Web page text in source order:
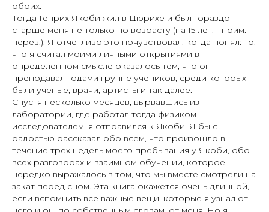
обоих.
Тогда Генрих Якоби жил в Цюрихе и был гораздо
старше меня не только по возрасту (на 15 лет, - прим.
перев.). Я отчетливо это почувствовал, когда понял: то,
что я считал моими личными открытиями в
определенном смысле оказалось тем, что он
преподавал годами группе учеников, среди которых
были ученые, врачи, артисты и так далее.
Спустя несколько месяцев, вырвавшись из
лаборатории, где работал тогда физиком-
исследователем, я отправился к Якоби. Я бы с
радостью рассказал обо всем, что произошло в
течение трех недель моего пребывания у Якоби, обо
всех разговорах и взаимном обучении, которое
нередко выражалось в том, что мы вместе смотрели на
закат перед сном. Эта книга окажется очень длинной,
если вспомнить все важные вещи, которые я узнал от